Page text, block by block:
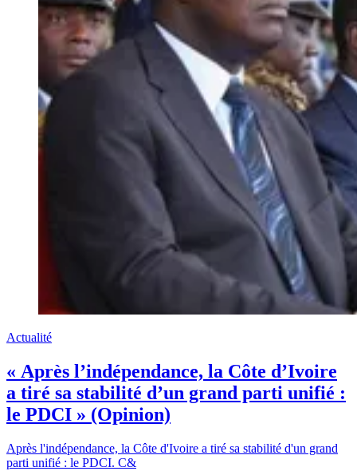
Actualité
« Après l’indépendance, la Côte d’Ivoire
a tiré sa stabilité d’un grand parti unifié :
le PDCI » (Opinion)
Après l'indépendance, la Côte d'Ivoire a tiré sa stabilité d'un grand
parti unifié : le PDCI. C&